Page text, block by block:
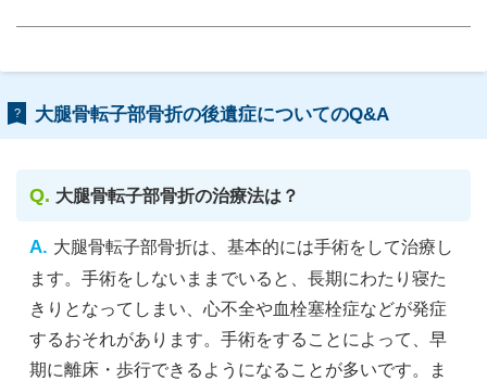
? 大腿骨転子部骨折の後遺症についてのQ&A
大腿骨転子部骨折の治療法は？
大腿骨転子部骨折は、基本的には手術をして治療し
ます。手術をしないままでいると、長期にわたり寝た
きりとなってしまい、心不全や血栓塞栓症などが発症
するおそれがあります。手術をすることによって、早
期に離床・歩行できるようになることが多いです。ま